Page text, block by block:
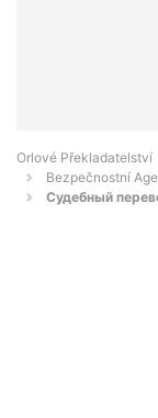
Orlové Překladatelství
Bezpečnostní
Судебный